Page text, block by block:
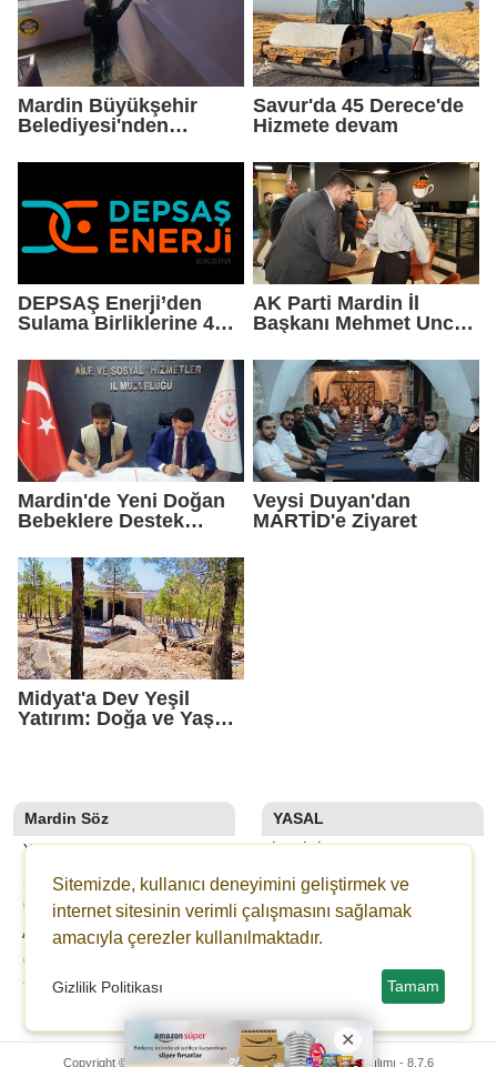
Mardin Büyükşehir
Belediyesi'nden
Savur'da 45 Derece'de
Hizmete devam
DEPSAŞ Enerji’den
Sulama Birliklerine 48
AK Parti Mardin İl
Başkanı Mehmet Uncu:
Geleceğimizi
Korumaktır"
Mardin'de Yeni Doğan
Bebeklere Destek
Veysi Duyan'dan
MARTİD'e Ziyaret
Midyat'a Dev Yeşil
Yatırım: Doğa ve Yaşam
Mardin Söz
YAZARLAR
SON DAKİKA
GALERİLER
ANKETLER
GAZETELER
YOL TARIFI
YASAL
İLETIŞIM
KÜNYE
YAYIN İLKELERI
KURALLAR
KULLANICI SÖZLEŞMESI
VERI POLITIKASI
Sitemizde, kullanıcı deneyimini geliştirmek ve
internet sitesinin verimli çalışmasını sağlamak
amacıyla çerezler kullanılmaktadır.
Gizlilik Politikası Tamam
Copyright © 2024 Mardin Söz Gazetesi -Haber Sitesi Yazılımı - 8.7.6